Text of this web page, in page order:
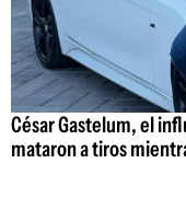
César Gastelum, el
mataron a tiros